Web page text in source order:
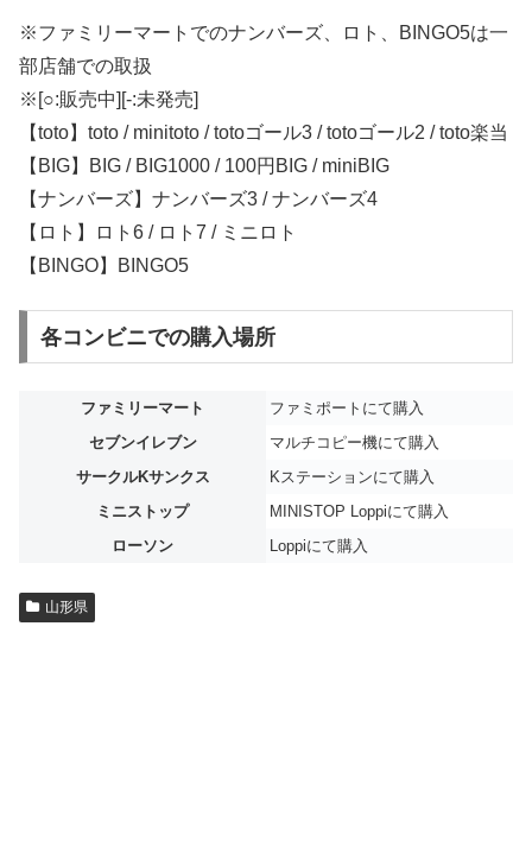
※ファミリーマートでのナンバーズ、ロト、BINGO5は一
部店舗での取扱
※[○:販売中][-:未発売]
【toto】toto / minitoto / totoゴール3 / totoゴール2 / toto楽当
【BIG】BIG / BIG1000 / 100円BIG / miniBIG
【ナンバーズ】ナンバーズ3 / ナンバーズ4
【ロト】ロト6 / ロト7 / ミニロト
【BINGO】BINGO5
各コンビニでの購入場所
ファミリーマート
ファミポートにて購入
セブンイレブン
マルチコピー機にて購入
サークルKサンクス
Kステーションにて購入
ミニストップ
MINISTOP Loppiにて購入
ローソン
Loppiにて購入
山形県